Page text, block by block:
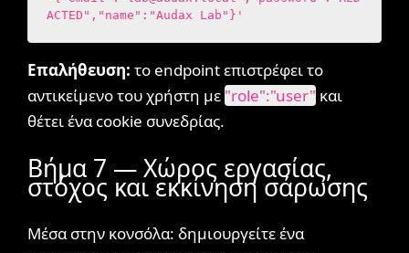
ACTED","name":"Audax Lab"}'
Επαλήθευση: το endpoint επιστρέφει το
αντικείμενο του χρήστη με "role":"user" και
θέτει ένα cookie συνεδρίας.
Βήμα 7 — Χώρος εργασίας,
στόχος και εκκίνηση σάρωσης
Μέσα στην κονσόλα: δημιουργείτε ένα